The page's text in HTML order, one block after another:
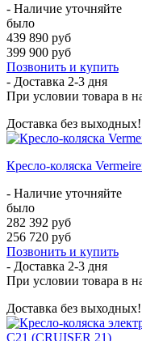
- Наличие уточняйте
было
439 890 руб
399 900 руб
Позвонить и купить
- Доставка 2-3 дня
При условии товара в
Доставка без выходных!
Кресло-коляска
- Наличие уточняйте
было
282 392 руб
256 720 руб
Позвонить и купить
- Доставка 2-3 дня
При условии товара в
Доставка без выходных!